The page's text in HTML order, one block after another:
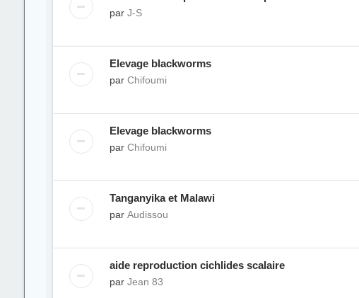
par J-S
Elevage blackworms
par Chifoumi
Elevage blackworms
par Chifoumi
Tanganyika et Malawi
par Audissou
aide reproduction cichlides scalaire
par Jean 83